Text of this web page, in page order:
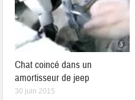
Chat coincé dans un
amortisseur de jeep
30 juin 2015